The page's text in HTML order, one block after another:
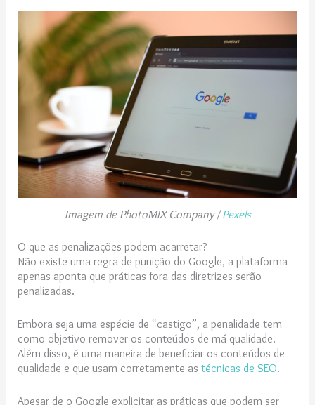
Imagem de PhotoMIX Company /Pexels
O que as penalizações podem acarretar?
Não existe uma regra de punição do Google, a plataforma
apenas aponta que práticas fora das diretrizes serão
penalizadas.
Embora seja uma espécie de “castigo”, a penalidade tem
como objetivo remover os conteúdos de má qualidade.
Além disso, é uma maneira de beneficiar os conteúdos de
qualidade e que usam corretamente astécnicas de SEO.
Apesar de o Google explicitar as práticas que podem ser